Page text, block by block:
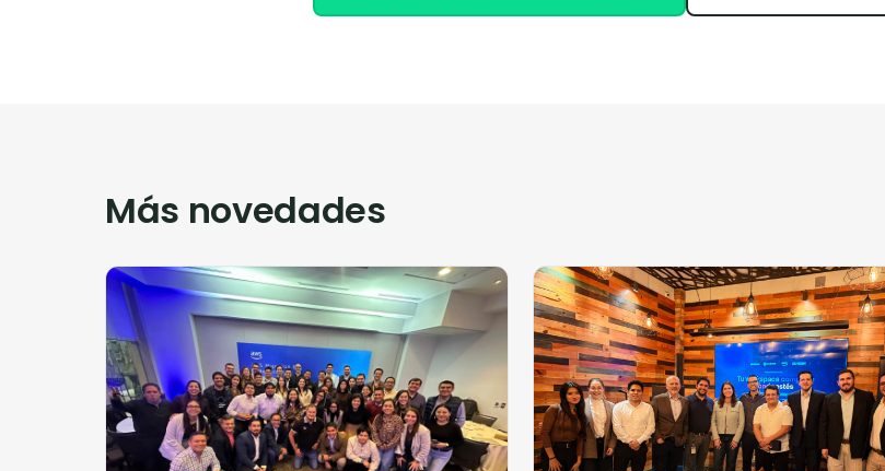
Más novedades